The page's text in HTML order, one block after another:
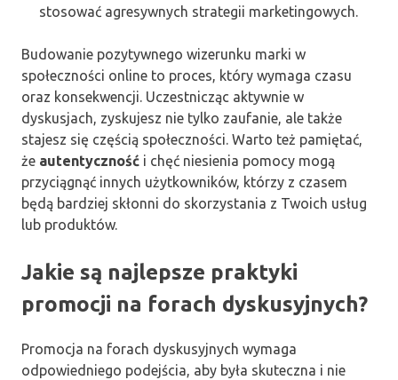
stosować agresywnych strategii marketingowych.
Budowanie pozytywnego wizerunku marki w
społeczności online to proces, który wymaga czasu
oraz konsekwencji. Uczestnicząc aktywnie w
dyskusjach, zyskujesz nie tylko zaufanie, ale także
stajesz się częścią społeczności. Warto też pamiętać,
że autentyczność i chęć niesienia pomocy mogą
przyciągnąć innych użytkowników, którzy z czasem
będą bardziej skłonni do skorzystania z Twoich usług
lub produktów.
Jakie są najlepsze praktyki
promocji na forach dyskusyjnych?
Promocja na forach dyskusyjnych wymaga
odpowiedniego podejścia, aby była skuteczna i nie